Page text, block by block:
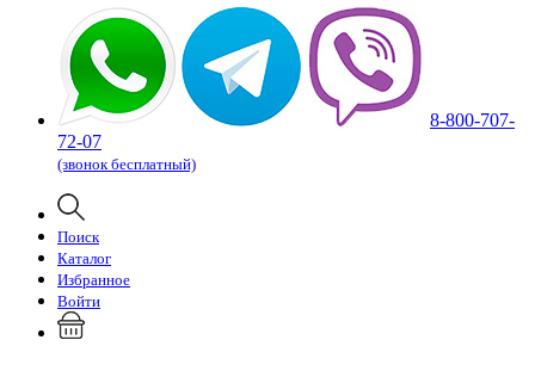
8-800-707-
72-07
(звонок бесплатный)
Поиск
Каталог
Избранное
Войти